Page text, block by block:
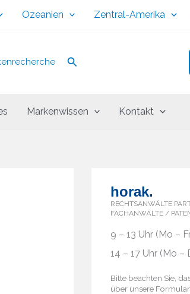
Ozeanien Zentral-Amerika
Suchen
Markenwissen Kontakt
horak.
RECHTSANWÄLTE
FACHANWÄLTE /
9 – 13 Uhr (Mo –
14 – 17 Uhr (Mo –
Bitte beachten Sie,
über unsere